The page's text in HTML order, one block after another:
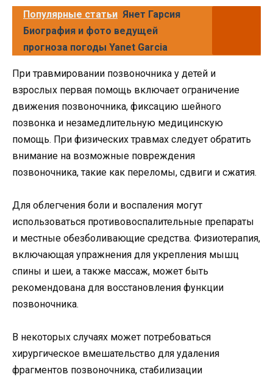
Популярные статьи Янет Гарсия
Биография и фото ведущей
прогноза погоды Yanet Garcia
При травмировании позвоночника у детей и
взрослых первая помощь включает ограничение
движения позвоночника, фиксацию шейного
позвонка и незамедлительную медицинскую
помощь. При физических травмах следует обратить
внимание на возможные повреждения
позвоночника, такие как переломы, сдвиги и сжатия.
Для облегчения боли и воспаления могут
использоваться противовоспалительные препараты
и местные обезболивающие средства. Физиотерапия,
включающая упражнения для укрепления мышц
спины и шеи, а также массаж, может быть
рекомендована для восстановления функции
позвоночника.
В некоторых случаях может потребоваться
хирургическое вмешательство для удаления
фрагментов позвоночника, стабилизации